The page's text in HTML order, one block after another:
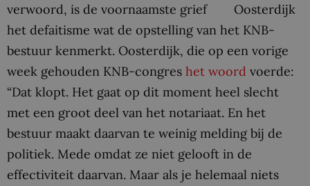
verwoord, is de voornaamste grief
het defaitisme wat de opstelling van het KNB-
bestuur kenmerkt. Oosterdijk, die op een vorige
week gehouden KNB-congres het woord voerde:
“Dat klopt. Het gaat op dit moment heel slecht
met een groot deel van het notariaat. En het
bestuur maakt daarvan te weinig melding bij de
politiek. Mede omdat ze niet gelooft in de
effectiviteit daarvan. Maar als je helemaal niets